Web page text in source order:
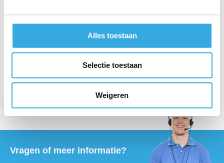
Alles toestaan
Selectie toestaan
Weigeren
Vragen of meer informatie?